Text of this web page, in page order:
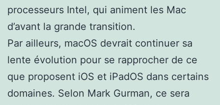
processeurs Intel, qui animent les Mac
d’avant la grande transition.
Par ailleurs, macOS devrait continuer sa
lente évolution pour se rapprocher de ce
que proposent iOS et iPadOS dans certains
domaines. Selon Mark Gurman, ce sera